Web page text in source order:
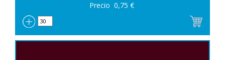
Precio 0,75 €